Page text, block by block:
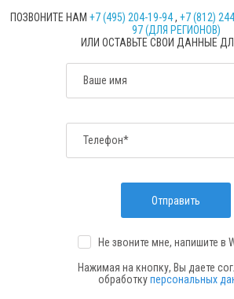
ПОЗВОНИТЕ НАМ +7 (495) 204-19-94, +7 (812)
97 (ДЛЯ РЕГИОНОВ)
ИЛИ ОСТАВЬТЕ СВОИ ДАННЫЕ
Ваше имя
Телефон*
Отправить
Не звоните мне, напишите в
Нажимая на кнопку, Вы даете
обработкуперсональных